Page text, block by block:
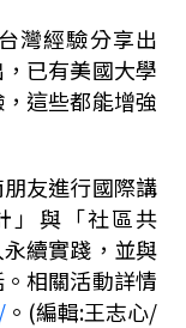
灣經驗分享出
已有美國大學
這些都能增強
友進行國際講
」與「社區共
續實踐，並與
相關活動詳情
。(編輯:王志心/